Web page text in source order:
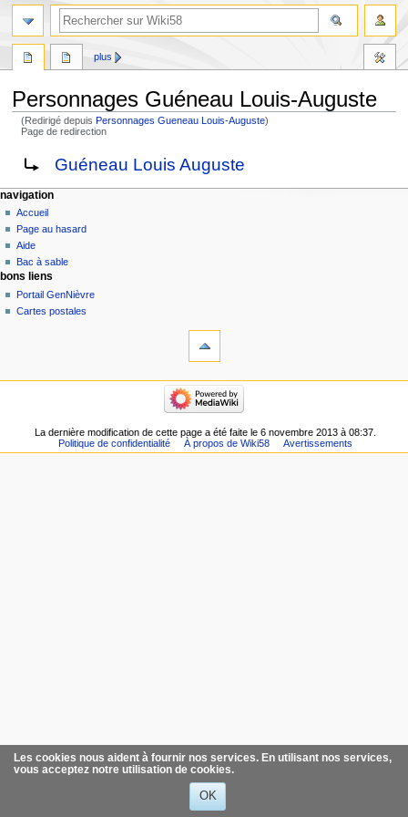
Personnages Guéneau Louis-Auguste
(Redirigé depuisPersonnages Gueneau Louis-Auguste)
Page de redirection
Aller
la
navigation
Aller
la
recherche
Rediriger vers :Guéneau Louis Auguste
Les cookies nous aident à fournir nos services. En utilisant nos services,
vous acceptez notre utilisation de cookies.
OK
plus
navigation
Accueil
Page au hasard
Aide
Bac à sable
bons liens
Portail GenNièvre
Cartes postales
La dernière modification de cette page a été faite le 6 novembre 2013 à 08:37.
Politique de confidentialité
À propos de Wiki58 Avertissements